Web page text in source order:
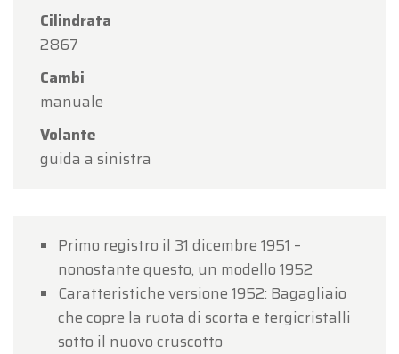
Cilindrata
2867
Cambi
manuale
Volante
guida a sinistra
Primo registro il 31 dicembre 1951 –
nonostante questo, un modello 1952
Caratteristiche versione 1952: Bagagliaio
che copre la ruota di scorta e tergicristalli
sotto il nuovo cruscotto
consueti orari di apertura.
Lunedì 17 agosto
su appuntamento
Grazie per la vostra comprensione. Saremo lieti di
accogliervi nuovamente presso Oldtimerfarm!